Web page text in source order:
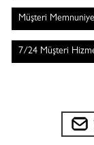
Müşteri
7/24 Müşteri